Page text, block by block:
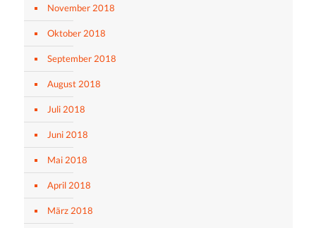
November 2018
Oktober 2018
September 2018
August 2018
Juli 2018
Juni 2018
Mai 2018
April 2018
März 2018